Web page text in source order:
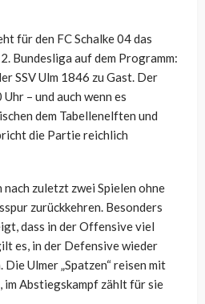
für den FC Schalke 04 das
Bundesliga auf dem Programm:
SSV Ulm 1846 zu Gast. Der
– und auch wenn es
dem Tabellenelften und
die Partie reichlich
zuletzt zwei Spielen ohne
zurückkehren. Besonders
dass in der Offensive viel
es, in der Defensive wieder
Ulmer „Spatzen“ reisen mit
im Abstiegskampf zählt für sie